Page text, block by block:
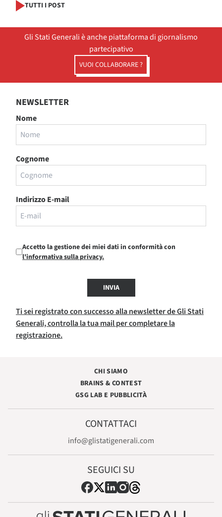
TUTTI I POST
Gli Stati Generali è anche piattaforma di giornalismo
partecipativo
VUOI COLLABORARE ?
NEWSLETTER
Nome
Cognome
Indirizzo E-mail
Accetto la gestione dei miei dati in conformità con
l'informativa sulla privacy.
INVIA
Ti sei registrato con successo alla newsletter de Gli Stati
Generali, controlla la tua mail per completare la
registrazione.
CHI SIAMO
BRAINS & CONTEST
GSG LAB E PUBBLICITÀ
CONTATTACI
info@glistatigenerali.com
SEGUICI SU